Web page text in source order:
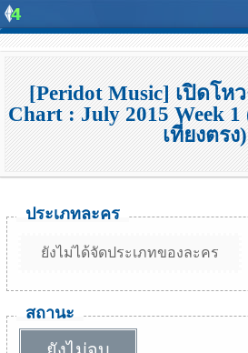
[Peridot Music] เปิดโห
Chart : July 2015 Week
เที่ยงตรง)
ประเภทละคร
ยังไม่ได้จัดประเภทของละคร
สถานะ